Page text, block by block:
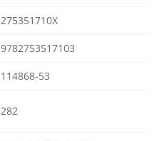
275351710X
9782753517103
114868-53
282